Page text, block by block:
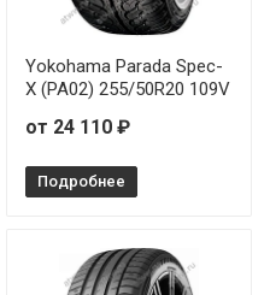
Yokohama Parada Spec-
X (PA02) 255/50R20 109V
от 24 110 ₽
Подробнее